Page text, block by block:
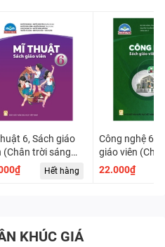
6, Sách giáo
(Chân trời sáng
Hết hàng
Công nghệ 6 -
giáo viên
sáng tạo)
22.000₫
KHÚC GIÁ